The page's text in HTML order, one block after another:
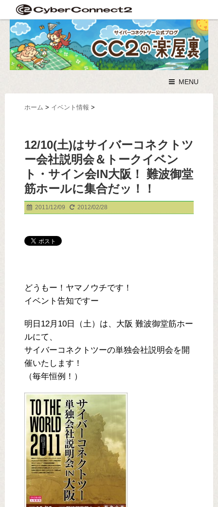
MENU
ホーム > イベント情報 >
12/10(土)はサイバーコネクトツ
ー会社説明会＆トークイベン
ト・サイン会IN大阪！ 難波御堂
筋ホールに集合だッ！！
2011/12/09 2012/02/28
どうもー！ヤマノウチです！
イベント告知ですー
明日12月10日（土）は、大阪 難波御堂筋ホー
ルにて、
サイバーコネクトツーの単独会社説明会を開
催いたします！
（毎年恒例！）